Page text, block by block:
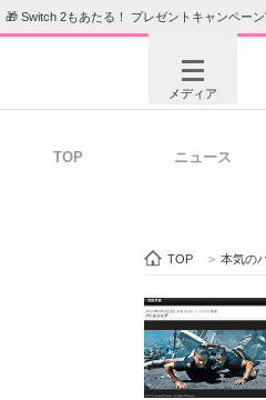
🎁 Switch 2もあたる！ プレゼントキャンペーン
メディア
ビジネスと
TOP ニュース
TOP > 本気の